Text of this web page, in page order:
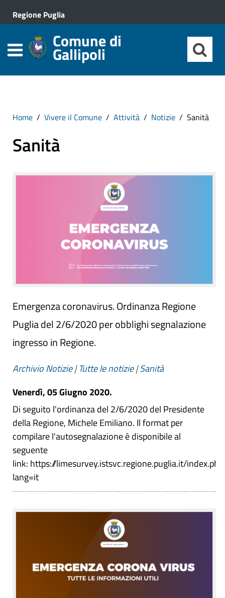
Regione Puglia
Comune di
Gallipoli
Home Vivere il Comune Attività Notizie Sanità
Sanità
Emergenza coronavirus. Ordinanza Regione
Puglia del 2/6/2020 per obblighi segnalazione
ingresso in Regione.
Archivio Notizie|Tutte le notizie|Sanità
Venerdì, 05 Giugno 2020.
Di seguito l'ordinanza del 2/6/2020 del Presidente
della Regione, Michele Emiliano. Il format per
compilare l'autosegnalazione è disponibile al
seguente
link: https://limesurvey.istsvc.regione.puglia.it/
lang=it